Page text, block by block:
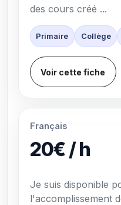
des cours créé ...
Primaire Collège
Voir cette fiche
Français
20€ / h
Je suis disponible
l'accomplissement